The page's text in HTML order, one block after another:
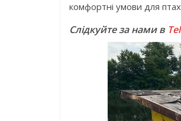
комфортні умови для
Слідкуйте за нами в